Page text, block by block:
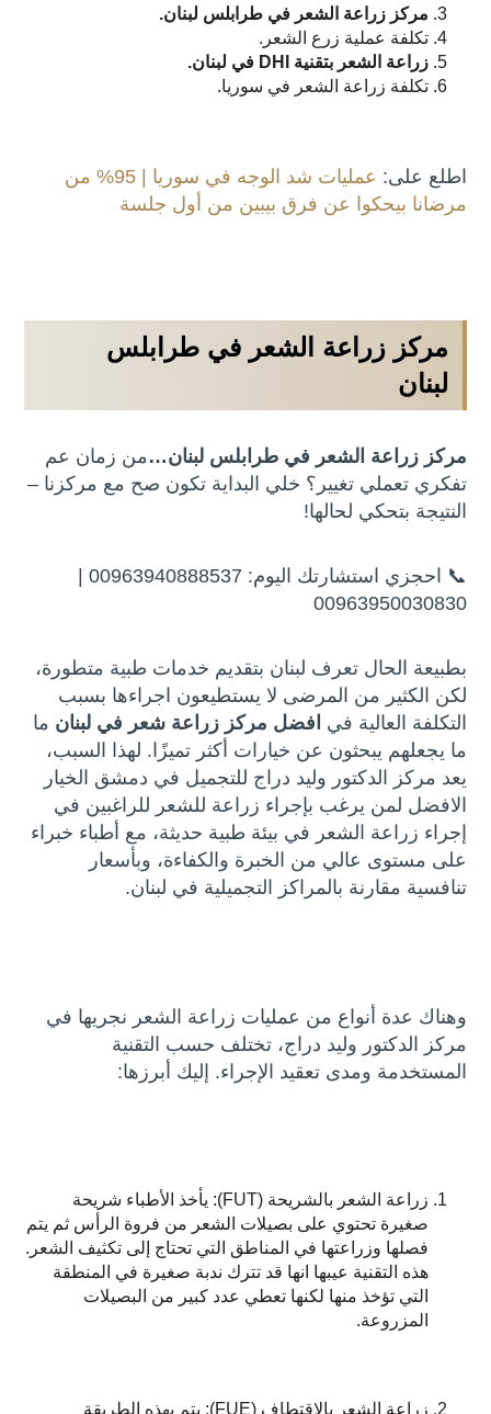
مركز زراعة الشعر في طرابلس لبنان.
تكلفة عملية زرع الشعر.
زراعة الشعر بتقنية
DHI في لبنان.
تكلفة زراعة الشعر في سوريا.
اطلع على:
عمليات شد الوجه في سوريا | 95% من
مرضانا بيحكوا عن فرق بيبين من أول جلسة
مركز زراعة الشعر في طرابلس
لبنان
مركز زراعة الشعر في طرابلس لبنان…من زمان عم
تفكري تعملي تغيير؟ خلي البداية تكون صح مع مركزنا –
النتيجة بتحكي لحالها!
📞 احجزي استشارتك اليوم: 00963940888537 |
00963950030830
بطبيعة الحال تعرف لبنان بتقديم خدمات طبية متطورة،
لكن الكثير من المرضى لا يستطيعون اجراءها بسبب
التكلفة العالية في افضل مركز زراعة شعر في لبنان ما
ما يجعلهم يبحثون عن خيارات أكثر تميزًا. لهذا السبب،
يعد مركز الدكتور وليد دراج للتجميل في دمشق الخيار
الافضل لمن يرغب بإجراء زراعة للشعر للراغبين في
إجراء زراعة الشعر في بيئة طبية حديثة، مع أطباء خبراء
على مستوى عالي من الخبرة والكفاءة، وبأسعار
تنافسية مقارنة بالمراكز التجميلية في لبنان.
وهناك عدة أنواع من عمليات زراعة الشعر نجريها في
مركز الدكتور وليد دراج، تختلف حسب التقنية
المستخدمة ومدى تعقيد الإجراء. إليك أبرزها:
زراعة الشعر بالشريحة (FUT): يأخذ الأطباء شريحة
صغيرة تحتوي على بصيلات الشعر من فروة الرأس ثم يتم
فصلها وزراعتها في المناطق التي تحتاج إلى تكثيف الشعر.
هذه التقنية عيبها انها قد تترك ندبة صغيرة في المنطقة
التي تؤخذ منها لكنها تعطي عدد كبير من البصيلات
المزروعة.
زراعة الشعر بالاقتطاف (FUE): يتم بهذه الطريقة